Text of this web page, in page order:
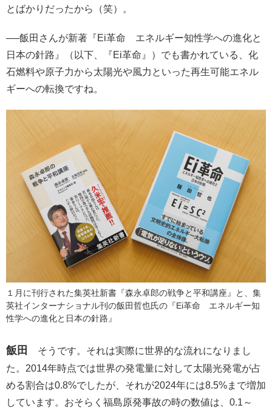
とばかりだったから（笑）。
──飯田さんが新著『Ei革命 エネルギー知性学への進化と
日本の針路』（以下、『Ei革命』）でも書かれている、化
石燃料や原子力から太陽光や風力といった再生可能エネル
ギーへの転換ですね。
１月に刊行された集英社新書『森永卓郎の戦争と平和講座』と、集
英社インターナショナル刊の飯田哲也氏の『Ei革命 エネルギー知
性学への進化と日本の針路』
飯田
そうです。それは実際に世界的な流れになりまし
た。2014年時点では世界の発電量に対して太陽光発電が占
める割合は0.8%でしたが、それが2024年には8.5%まで増加
しています。おそらく福島原発事故の時の数値は、0.1～